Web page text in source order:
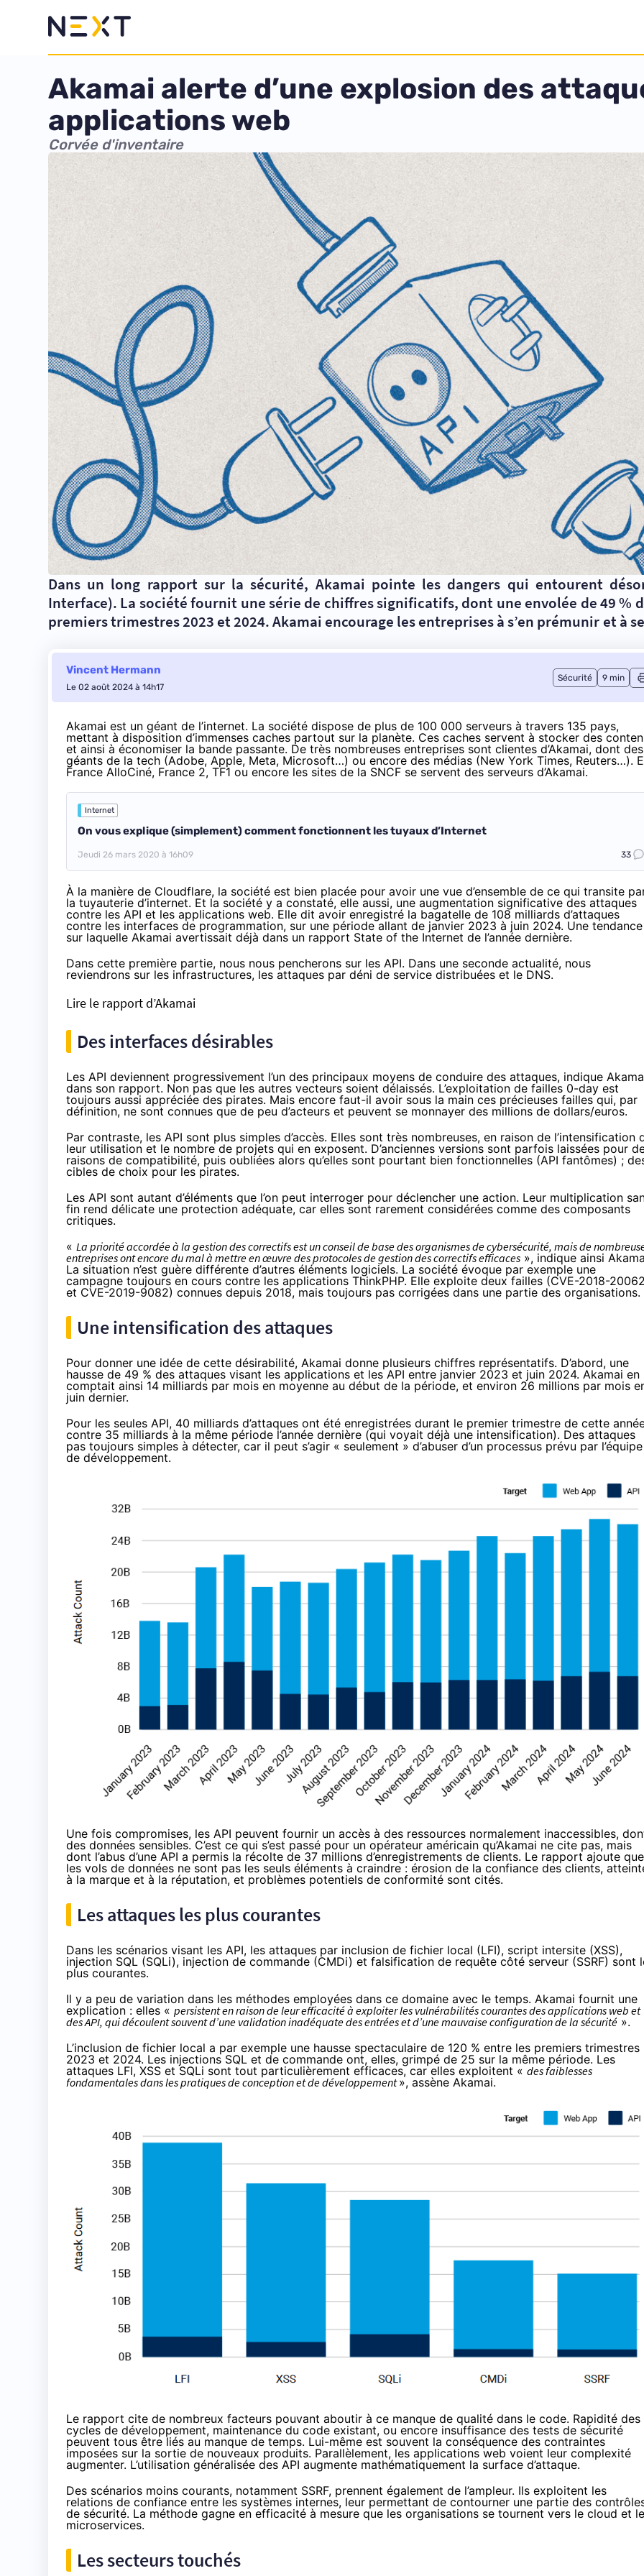
Akamai alerte d’une explosion des
applications web
Corvée d'inventaire
Dans un long rapport sur la sécurité, Akamai pointe les dangers qui entourent
Interface). La société fournit une série de chiffres significatifs, dont une envolée de 49 %
premiers trimestres 2023 et 2024. Akamai encourage les entreprises à s’en prémunir et à
Vincent Hermann
Le 02 août 2024 à 14h17
Sécurité 9 min
Akamai est un géant de l’internet. La société dispose de plus de 100 000 serveurs à travers 135 pays,
mettant à disposition d’immenses caches partout sur la planète. Ces caches servent à stocker des
et ainsi à économiser la bande passante. De très nombreuses entreprises sont clientes d’Akamai, dont des
géants de la tech (Adobe, Apple, Meta, Microsoft…) ou encore des médias (New York Times, Reuters…).
France AlloCiné, France 2, TF1 ou encore les sites de la SNCF se servent des serveurs d’Akamai.
Internet
On vous explique (simplement) comment fonctionnent les tuyaux d’Internet
Jeudi 26 mars 2020 à 16h09 33
À la manière de Cloudflare, la société est bien placée pour avoir une vue d’ensemble de ce qui transite
la tuyauterie d’internet. Et la société y a constaté, elle aussi, une augmentation significative des attaques
contre les API et les applications web. Elle dit avoir enregistré la bagatelle de 108 milliards d’attaques
contre les interfaces de programmation, sur une période allant de janvier 2023 à juin 2024. Une tendance
sur laquelle Akamai avertissait déjà dans un rapport State of the Internet de l’année dernière.
Dans cette première partie, nous nous pencherons sur les API. Dans une seconde actualité, nous
reviendrons sur les infrastructures, les attaques par déni de service distribuées et le DNS.
Lire le rapport d’Akamai
Des interfaces désirables
Les API deviennent progressivement l’un des principaux moyens de conduire des attaques, indique
dans son rapport. Non pas que les autres vecteurs soient délaissés. L’exploitation de failles 0-day est
toujours aussi appréciée des pirates. Mais encore faut-il avoir sous la main ces précieuses failles qui, par
définition, ne sont connues que de peu d’acteurs et peuvent se monnayer des millions de dollars/euros.
Par contraste, les API sont plus simples d’accès. Elles sont très nombreuses, en raison de l’intensification
leur utilisation et le nombre de projets qui en exposent. D’anciennes versions sont parfois laissées pour
raisons de compatibilité, puis oubliées alors qu’elles sont pourtant bien fonctionnelles (API fantômes) ;
cibles de choix pour les pirates.
Les API sont autant d’éléments que l’on peut interroger pour déclencher une action. Leur multiplication
fin rend délicate une protection adéquate, car elles sont rarement considérées comme des composants
critiques.
« La priorité accordée à la gestion des correctifs est un conseil de base des organismes de cybersécurité, mais de
entreprises ont encore du mal à mettre en œuvre des protocoles de gestion des correctifs efficaces », indique ainsi
La situation n’est guère différente d’autres éléments logiciels. La société évoque par exemple une
campagne toujours en cours contre les applications ThinkPHP. Elle exploite deux failles (CVE-2018-
et CVE-2019-9082) connues depuis 2018, mais toujours pas corrigées dans une partie des organisations.
Une intensification des attaques
Pour donner une idée de cette désirabilité, Akamai donne plusieurs chiffres représentatifs. D’abord, une
hausse de 49 % des attaques visant les applications et les API entre janvier 2023 et juin 2024. Akamai en
comptait ainsi 14 milliards par mois en moyenne au début de la période, et environ 26 millions par mois
juin dernier.
Pour les seules API, 40 milliards d’attaques ont été enregistrées durant le premier trimestre de cette
contre 35 milliards à la même période l’année dernière (qui voyait déjà une intensification). Des attaques
pas toujours simples à détecter, car il peut s’agir « seulement » d’abuser d’un processus prévu par l’équipe
de développement.
Une fois compromises, les API peuvent fournir un accès à des ressources normalement inaccessibles,
des données sensibles. C’est ce qui s’est passé pour un opérateur américain qu’Akamai ne cite pas, mais
dont l’abus d’une API a permis la récolte de 37 millions d’enregistrements de clients. Le rapport ajoute que
les vols de données ne sont pas les seuls éléments à craindre : érosion de la confiance des clients,
à la marque et à la réputation, et problèmes potentiels de conformité sont cités.
Les attaques les plus courantes
Dans les scénarios visant les API, les attaques par inclusion de fichier local (LFI), script intersite (XSS),
injection SQL (SQLi), injection de commande (CMDi) et falsification de requête côté serveur (SSRF) sont
plus courantes.
Il y a peu de variation dans les méthodes employées dans ce domaine avec le temps. Akamai fournit une
explication : elles « persistent en raison de leur efficacité à exploiter les vulnérabilités courantes des applications web et
des API, qui découlent souvent d’une validation inadéquate des entrées et d’une mauvaise configuration de la sécurité ».
L’inclusion de fichier local a par exemple une hausse spectaculaire de 120 % entre les premiers trimestres
2023 et 2024. Les injections SQL et de commande ont, elles, grimpé de 25 sur la même période. Les
attaques LFI, XSS et SQLi sont tout particulièrement efficaces, car elles exploitent « des faiblesses
fondamentales dans les pratiques de conception et de développement», assène Akamai.
Le rapport cite de nombreux facteurs pouvant aboutir à ce manque de qualité dans le code. Rapidité des
cycles de développement, maintenance du code existant, ou encore insuffisance des tests de sécurité
peuvent tous être liés au manque de temps. Lui-même est souvent la conséquence des contraintes
imposées sur la sortie de nouveaux produits. Parallèlement, les applications web voient leur complexité
augmenter. L’utilisation généralisée des API augmente mathématiquement la surface d’attaque.
Des scénarios moins courants, notamment SSRF, prennent également de l’ampleur. Ils exploitent les
relations de confiance entre les systèmes internes, leur permettant de contourner une partie des
de sécurité. La méthode gagne en efficacité à mesure que les organisations se tournent vers le cloud et
microservices.
Les secteurs touchés